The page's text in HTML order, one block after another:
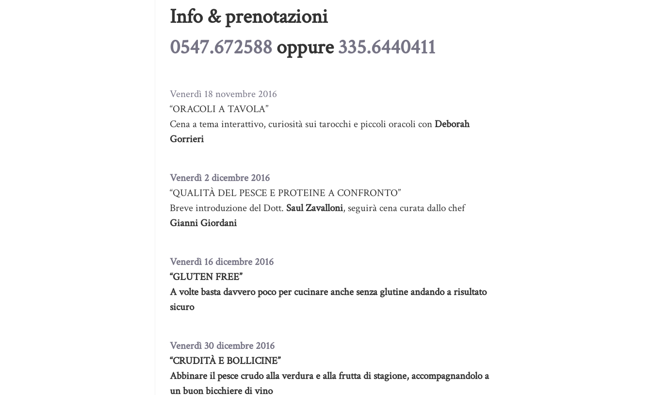
Info & prenotazioni
0547.672588oppure335.6440411
Venerdì 18 novembre 2016
“ORACOLI A TAVOLA”
Cena a tema interattivo, curiosità sui tarocchi e piccoli oracoli conDeborah
Gorrieri
Venerdì 2 dicembre 2016
“QUALITÀ DEL PESCE E PROTEINE A CONFRONTO”
Breve introduzione del Dott. Saul Zavalloni, seguirà cena curata dallo chef
Gianni Giordani
Venerdì 16 dicembre 2016
“GLUTEN FREE”
A volte basta davvero poco per cucinare anche senza glutine andando a risultato
sicuro
Venerdì 30 dicembre 2016
“CRUDITÀ E BOLLICINE”
Abbinare il pesce crudo alla verdura e alla frutta di stagione, accompagnandolo a
un buon bicchiere di vino